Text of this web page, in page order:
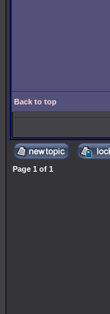
Back to top
Page 1 of 1